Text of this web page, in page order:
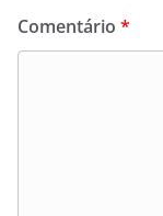
Comentário *